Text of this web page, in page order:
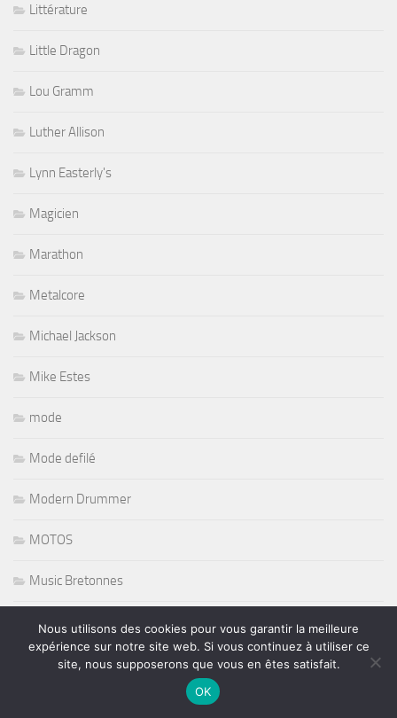
Littérature
Little Dragon
Lou Gramm
Luther Allison
Lynn Easterly's
Magicien
Marathon
Metalcore
Michael Jackson
Mike Estes
mode
Mode defilé
Modern Drummer
MOTOS
Music Bretonnes
Music Expo
Music Maker
Nous utilisons des cookies pour vous garantir la meilleure
expérience sur notre site web. Si vous continuez à utiliser ce
site, nous supposerons que vous en êtes satisfait.
OK